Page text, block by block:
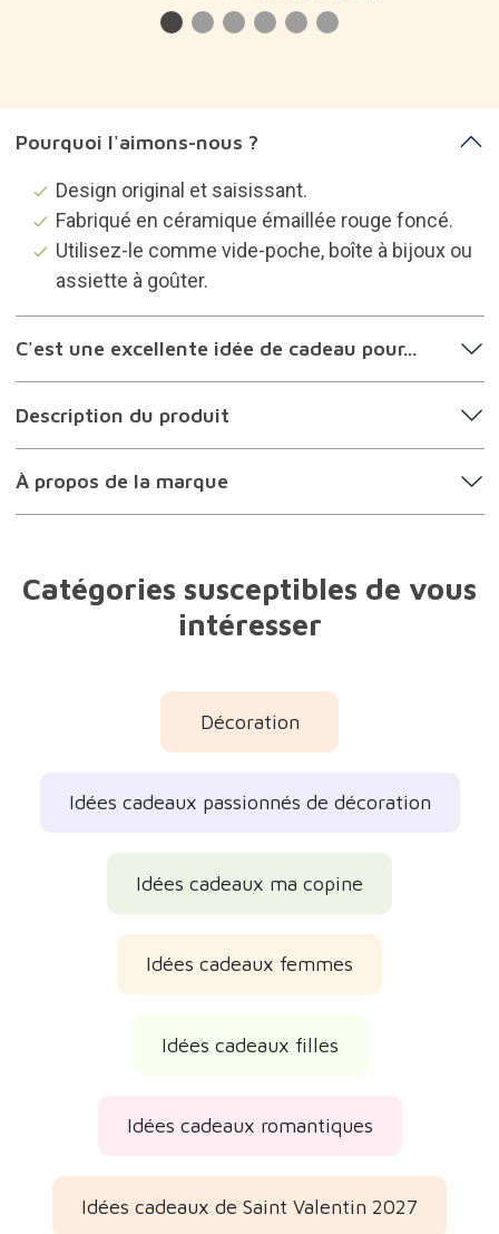
Pourquoi l'aimons-nous ?
Design original et saisissant.
Fabriqué en céramique émaillée rouge foncé.
Utilisez-le comme vide-poche, boîte à bijoux ou
assiette à goûter.
C'est une excellente idée de cadeau pour...
Description du produit
À propos de la marque
Catégories susceptibles de vous
intéresser
Décoration
Idées cadeaux passionnés de décoration
Idées cadeaux ma copine
Idées cadeaux femmes
Idées cadeaux filles
Idées cadeaux romantiques
Idées cadeaux de Saint Valentin 2027